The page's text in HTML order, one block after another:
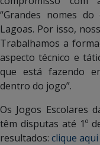
“Grandes nomes
Lagoas. Por isso,
Trabalhamos a
aspecto técnico e
que está fazendo
dentro do jogo”.
Os Jogos Escolares
têm disputas até 1º
resultados: clique